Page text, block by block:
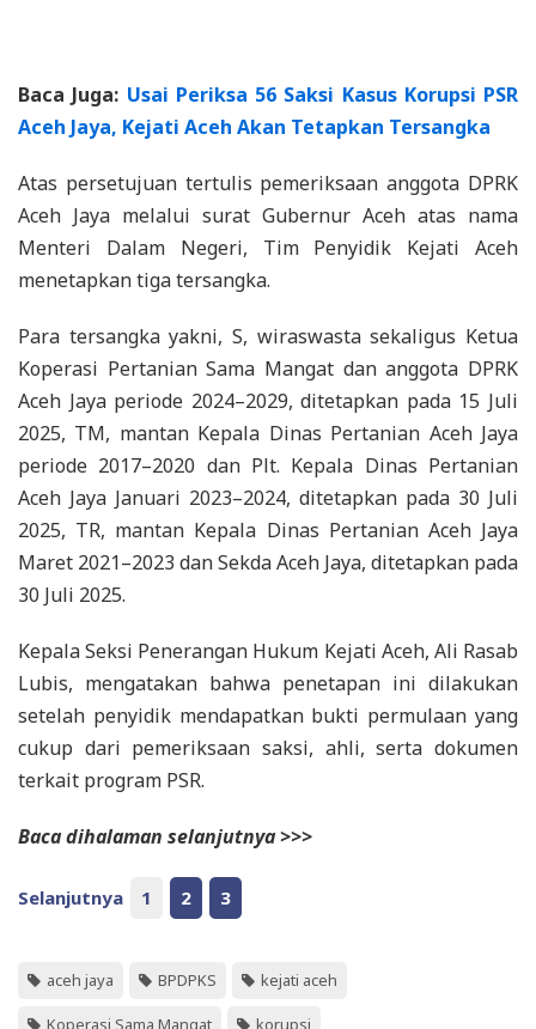
Baca Juga: Usai Periksa 56 Saksi Kasus Korupsi PSR
Aceh Jaya, Kejati Aceh Akan Tetapkan Tersangka
Atas persetujuan tertulis pemeriksaan anggota DPRK
Aceh Jaya melalui surat Gubernur Aceh atas nama
Menteri Dalam Negeri, Tim Penyidik Kejati Aceh
menetapkan tiga tersangka.
Para tersangka yakni, S, wiraswasta sekaligus Ketua
Koperasi Pertanian Sama Mangat dan anggota DPRK
Aceh Jaya periode 2024–2029, ditetapkan pada 15 Juli
2025, TM, mantan Kepala Dinas Pertanian Aceh Jaya
periode 2017–2020 dan Plt. Kepala Dinas Pertanian
Aceh Jaya Januari 2023–2024, ditetapkan pada 30 Juli
2025, TR, mantan Kepala Dinas Pertanian Aceh Jaya
Maret 2021–2023 dan Sekda Aceh Jaya, ditetapkan pada
30 Juli 2025.
Kepala Seksi Penerangan Hukum Kejati Aceh, Ali Rasab
Lubis, mengatakan bahwa penetapan ini dilakukan
setelah penyidik mendapatkan bukti permulaan yang
cukup dari pemeriksaan saksi, ahli, serta dokumen
terkait program PSR.
Baca dihalaman selanjutnya >>>
Selanjutnya 1 2 3
aceh jaya BPDPKS kejati aceh
Koperasi Sama Mangat korupsi